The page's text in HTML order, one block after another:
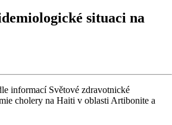
situaci na
informací Světové zdravotnické
cholery na Haiti v oblasti Artibonite a